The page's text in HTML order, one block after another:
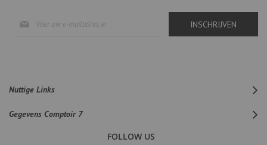
u
INSCHRIJVEN
Nuttige Links
Gegevens Comptoir 7
FOLLOW US